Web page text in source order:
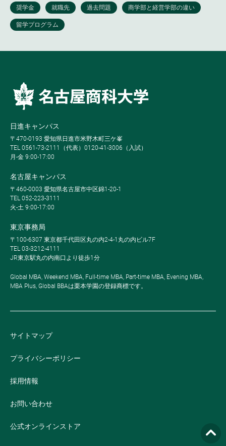
日進キャンパス
〒470-0193 愛知県日進市米野木町三ケ峯
TEL 0561-73-2111（代表）0120-41-3006（入試）
月-金 9:00-17:00
名古屋キャンパス
〒460-0003 愛知県名古屋市中区錦1-20-1
TEL 052-223-3111
火-土 9:00-17:00
東京事務局
〒100-6307 東京都千代田区丸の内2-4-1丸の内ビル7F
TEL 03-3212-4111
JR東京駅丸の内南口より徒歩1分
Global MBA, Weekend MBA, Full-time MBA, Part-time MBA, Evening MBA,
MBA Plus, Global BBAは栗本学園の登録商標です。
サイトマップ
プライバシーポリシー
採用情報
お問い合わせ
公式オンラインストア